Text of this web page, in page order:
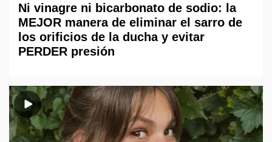
Ni vinagre ni bicarbonato de sodio: la
MEJOR manera de eliminar el sarro de
los orificios de la ducha y evitar
PERDER presión